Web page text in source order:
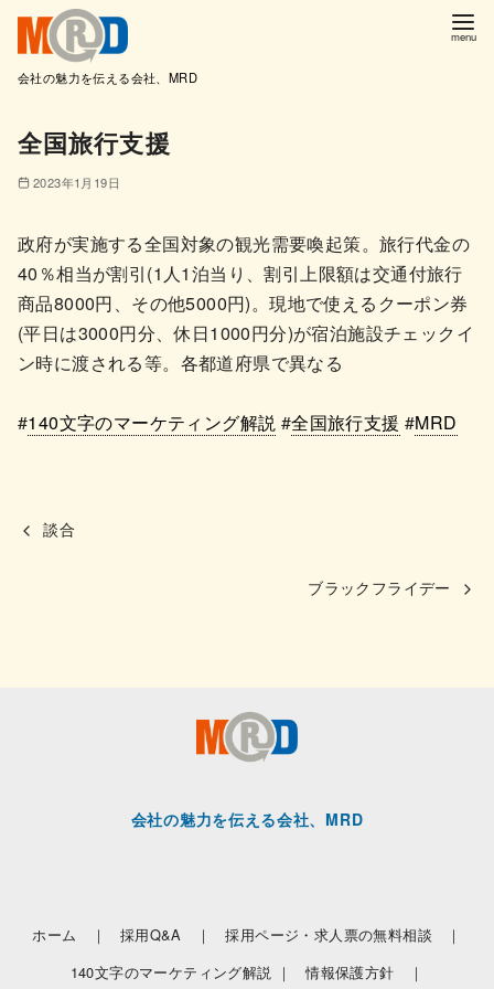
会社の魅力を伝える会社、MRD
全国旅行支援
2023年1月19日
政府が実施する全国対象の観光需要喚起策。旅行代金の
40％相当が割引(1人1泊当り、割引上限額は交通付旅行
商品8000円、その他5000円)。現地で使えるクーポン券
(平日は3000円分、休日1000円分)が宿泊施設チェックイ
ン時に渡される等。各都道府県で異なる
#140文字のマーケティング解説 #全国旅行支援 #MRD
談合
ブラックフライデー
会社の魅力を伝える会社、MRD
ホーム ｜ 採用Q&A ｜
採用ページ・求人票の無料相談 ｜
140文字のマーケティング解説 ｜
情報保護方針 ｜